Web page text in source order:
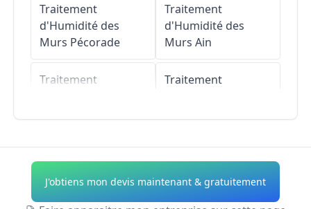
Traitement
d'Humidité des
Murs Pécorade
Traitement
Traitement
d'Humidité des
Murs Castelnau-
Tursan
Traitement
d'Humidité des
Murs Ain
Traitement
Traitement
d'Humidité des
Murs Allier
J'obtiens mon devis maintenant & gratuitement